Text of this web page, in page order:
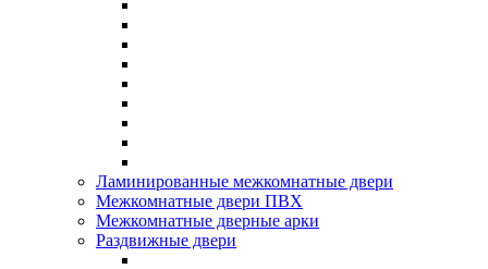
Ламинированные межкомнатные двери
Межкомнатные двери ПВХ
Межкомнатные дверные арки
Раздвижные двери